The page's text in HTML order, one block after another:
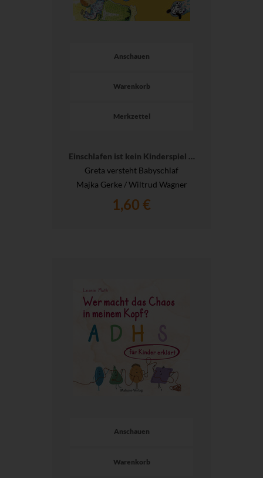
Anschauen
Warenkorb
Merkzettel
Einschlafen ist kein Kinderspiel …
Greta versteht Babyschlaf
Majka Gerke / Wiltrud Wagner
1,60 €
Anschauen
Warenkorb